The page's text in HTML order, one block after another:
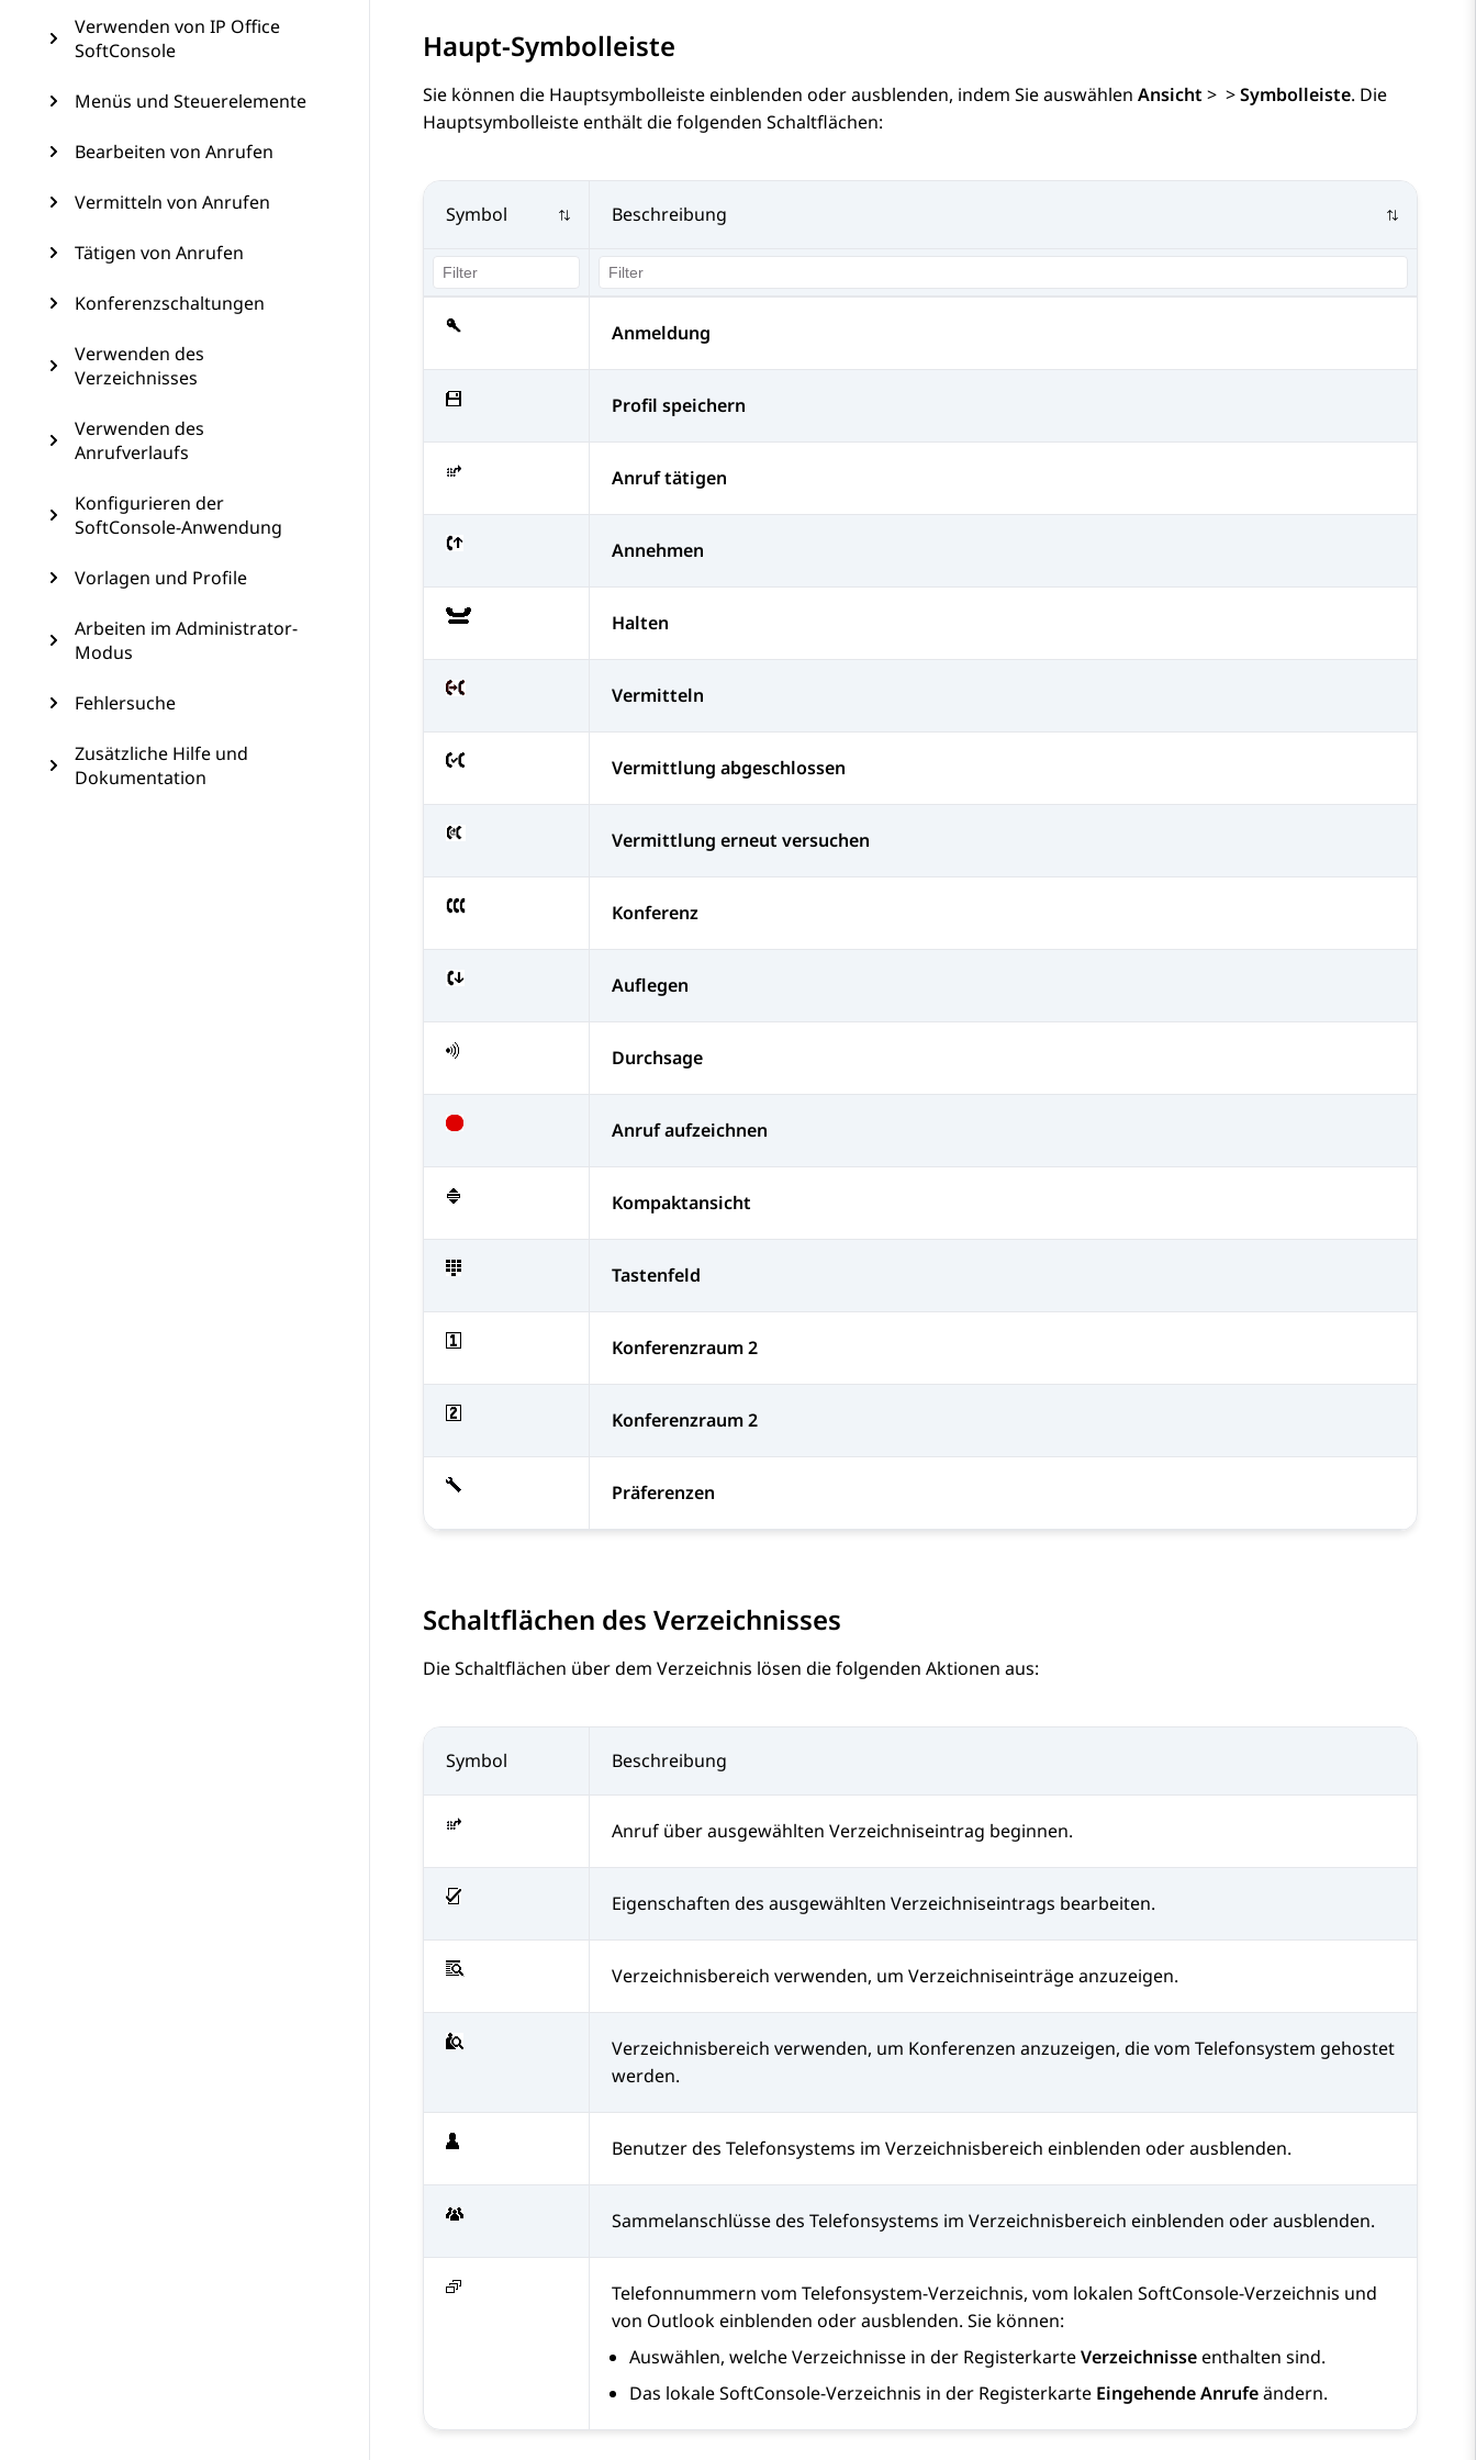
Verwenden von IP Office
SoftConsole
Menüs und Steuerelemente
Bearbeiten von Anrufen
Vermitteln von Anrufen
Tätigen von Anrufen
Konferenzschaltungen
Verwenden des
Verzeichnisses
Verwenden des
Anrufverlaufs
Konfigurieren der
SoftConsole-Anwendung
Vorlagen und Profile
Arbeiten im Administrator-
Modus
Fehlersuche
Zusätzliche Hilfe und
Dokumentation
Haupt-Symbolleiste
Sie können die Hauptsymbolleiste einblenden oder ausblenden, indem Sie auswählen Ansicht > >Symbolleiste. Die
Hauptsymbolleiste enthält die folgenden Schaltflächen:
Symbol Beschreibung
Anmeldung
Profil speichern
Anruf tätigen
Annehmen
Halten
Vermitteln
Vermittlung abgeschlossen
Vermittlung erneut versuchen
Konferenz
Auflegen
Durchsage
Anruf aufzeichnen
Kompaktansicht
Tastenfeld
Konferenzraum 2
Konferenzraum 2
Präferenzen
Schaltflächen des Verzeichnisses
Die Schaltflächen über dem Verzeichnis lösen die folgenden Aktionen aus:
Symbol Beschreibung
Anruf über ausgewählten Verzeichniseintrag beginnen.
Eigenschaften des ausgewählten Verzeichniseintrags bearbeiten.
Verzeichnisbereich verwenden, um Verzeichniseinträge anzuzeigen.
Verzeichnisbereich verwenden, um Konferenzen anzuzeigen, die vom Telefonsystem gehostet
werden.
Benutzer des Telefonsystems im Verzeichnisbereich einblenden oder ausblenden.
Sammelanschlüsse des Telefonsystems im Verzeichnisbereich einblenden oder ausblenden.
Telefonnummern vom Telefonsystem-Verzeichnis, vom lokalen SoftConsole-Verzeichnis und
von Outlook einblenden oder ausblenden. Sie können:
Auswählen, welche Verzeichnisse in der RegisterkarteVerzeichnisseenthalten sind.
Das lokale SoftConsole-Verzeichnis in der Registerkarte Eingehende Anrufeändern.